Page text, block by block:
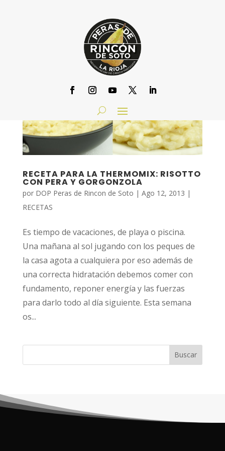
RECETA PARA LA THERMOMIX: RISOTTO
CON PERA Y GORGONZOLA
por DOP Peras de Rincon de Soto | Ago 12, 2013 |
RECETAS
Es tiempo de vacaciones, de playa o piscina.
Una mañana al sol jugando con los peques de
la casa agota a cualquiera por eso además de
una correcta hidratación debemos comer con
fundamento, reponer energía y las fuerzas
para darlo todo al día siguiente. Esta semana
os...
Buscar